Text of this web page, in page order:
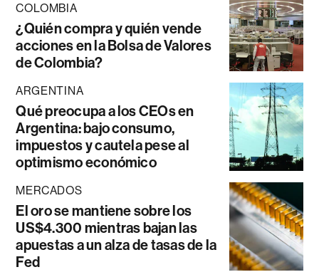
COLOMBIA
¿Quién compra y quién vende
acciones en la Bolsa de Valores
de Colombia?
ARGENTINA
Qué preocupa a los CEOs en
Argentina: bajo consumo,
impuestos y cautela pese al
optimismo económico
MERCADOS
El oro se mantiene sobre los
US$4.300 mientras bajan las
apuestas a un alza de tasas de la
Fed